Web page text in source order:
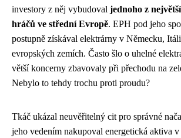
investory z něj vybudoval jednoho z
hráčů ve střední Evropě. EPH pod jeho
postupně získával elektrárny v Německu,
evropských zemích. Často šlo o uhelné
větší koncerny zbavovaly při přechodu na
Nebylo to tehdy trochu proti proudu?
Tkáč ukázal neuvěřitelný cit pro správné
jeho vedením nakupoval energetická aktiva